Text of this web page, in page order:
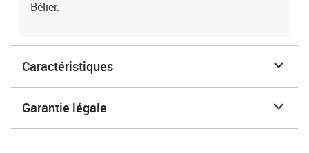
Bélier.
Caractéristiques
Garantie légale